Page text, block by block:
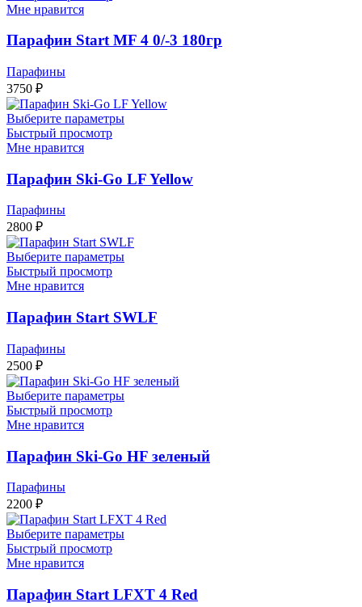
Мне нравится
Парафин Start MF 4 0/-3 180гр
Парафины
3750 ₽
Выберите параметры
Быстрый просмотр
Мне нравится
Парафин Ski-Go LF Yellow
Парафины
2800 ₽
Выберите параметры
Быстрый просмотр
Мне нравится
Парафин Start SWLF
Парафины
2500 ₽
Выберите параметры
Быстрый просмотр
Мне нравится
Парафин Ski-Go HF зеленый
Парафины
2200 ₽
Выберите параметры
Быстрый просмотр
Мне нравится
Парафин Start LFXT 4 Red